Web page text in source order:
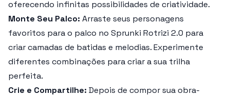
oferecendo infinitas possibilidades de criatividade.
Monte Seu Palco: Arraste seus personagens
favoritos para o palco no Sprunki Rotrizi 2.0 para
criar camadas de batidas e melodias. Experimente
diferentes combinações para criar a sua trilha
perfeita.
Crie e Compartilhe: Depois de compor sua obra-